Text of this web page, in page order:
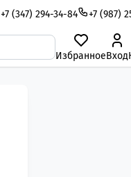
+7 (347) 294-34-84 +7 (987)
ИзбранноеВход